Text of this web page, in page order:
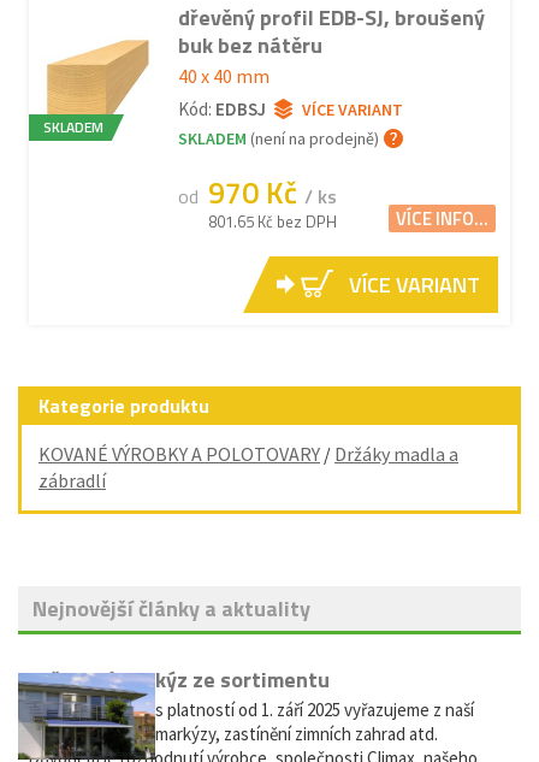
SKLADEM
dřevěný profil EDB-SJ, broušený
buk bez nátěru
40 x 40 mm
Kód: EDBSJ
VÍCE VARIANT
SKLADEM (není na prodejně)
od 970 Kč / ks
801.65 Kč bez DPH VÍCE INFO...
VÍCE VARIANT
Kategorie produktu
KOVANÉ VÝROBKY A POLOTOVARY / Držáky madla a
zábradlí
Nejnovější články a aktuality
Vyřazení markýz ze sortimentu
Vážení zákazníci, s platností od 1. září 2025 vyřazujeme z naší
nabídky výsuvné markýzy, zastínění zimních zahrad atd.